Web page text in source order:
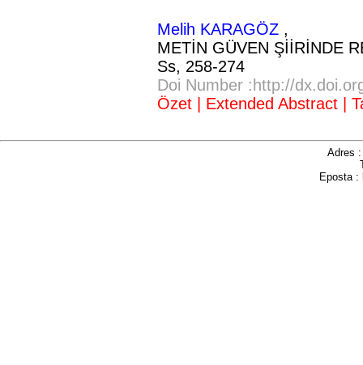
Melih KARAGÖZ ,
METİN GÜVEN ŞİİRİNDE
Ss, 258-274
Doi Number :http://
Özet |
Extended Abstract |
Adres
Eposta :